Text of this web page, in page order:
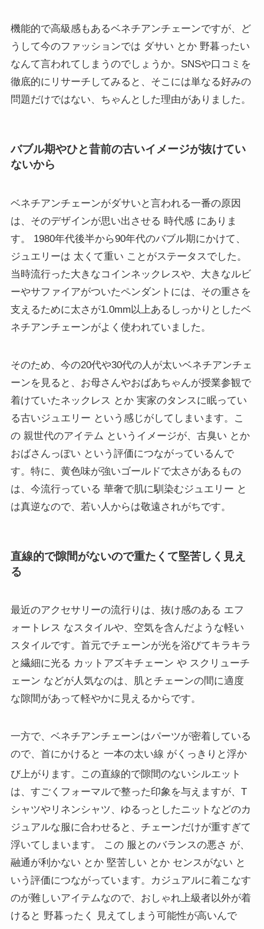
機能的で高級感もあるベネチアンチェーンですが、ど
うして今のファッションでは ダサい とか 野暮ったい
なんて言われてしまうのでしょうか。SNSや口コミを
徹底的にリサーチしてみると、そこには単なる好みの
問題だけではない、ちゃんとした理由がありました。
バブル期やひと昔前の古いイメージが抜けてい
ないから
ベネチアンチェーンがダサいと言われる一番の原因
は、そのデザインが思い出させる 時代感 にありま
す。 1980年代後半から90年代のバブル期にかけて、
ジュエリーは 太くて重い ことがステータスでした。
当時流行った大きなコインネックレスや、大きなルビ
ーやサファイアがついたペンダントには、その重さを
支えるために太さが1.0mm以上あるしっかりとしたベ
ネチアンチェーンがよく使われていました。
そのため、今の20代や30代の人が太いベネチアンチェ
ーンを見ると、お母さんやおばあちゃんが授業参観で
着けていたネックレス とか 実家のタンスに眠ってい
る古いジュエリー という感じがしてしまいます。こ
の 親世代のアイテム というイメージが、古臭い とか
おばさんっぽい という評価につながっているんで
す。特に、黄色味が強いゴールドで太さがあるもの
は、今流行っている 華奢で肌に馴染むジュエリー と
は真逆なので、若い人からは敬遠されがちです。
直線的で隙間がないので重たくて堅苦しく見え
る
最近のアクセサリーの流行りは、抜け感のある エフ
ォートレス なスタイルや、空気を含んだような軽い
スタイルです。首元でチェーンが光を浴びてキラキラ
と繊細に光る カットアズキチェーン や スクリューチ
ェーン などが人気なのは、肌とチェーンの間に適度
な隙間があって軽やかに見えるからです。
一方で、ベネチアンチェーンはパーツが密着している
ので、首にかけると 一本の太い線 がくっきりと浮か
び上がります。この直線的で隙間のないシルエット
は、すごくフォーマルで整った印象を与えますが、T
シャツやリネンシャツ、ゆるっとしたニットなどのカ
ジュアルな服に合わせると、チェーンだけが重すぎて
浮いてしまいます。 この 服とのバランスの悪さ が、
融通が利かない とか 堅苦しい とか センスがない と
いう評価につながっています。カジュアルに着こなす
のが難しいアイテムなので、おしゃれ上級者以外が着
けると 野暮ったく 見えてしまう可能性が高いんで